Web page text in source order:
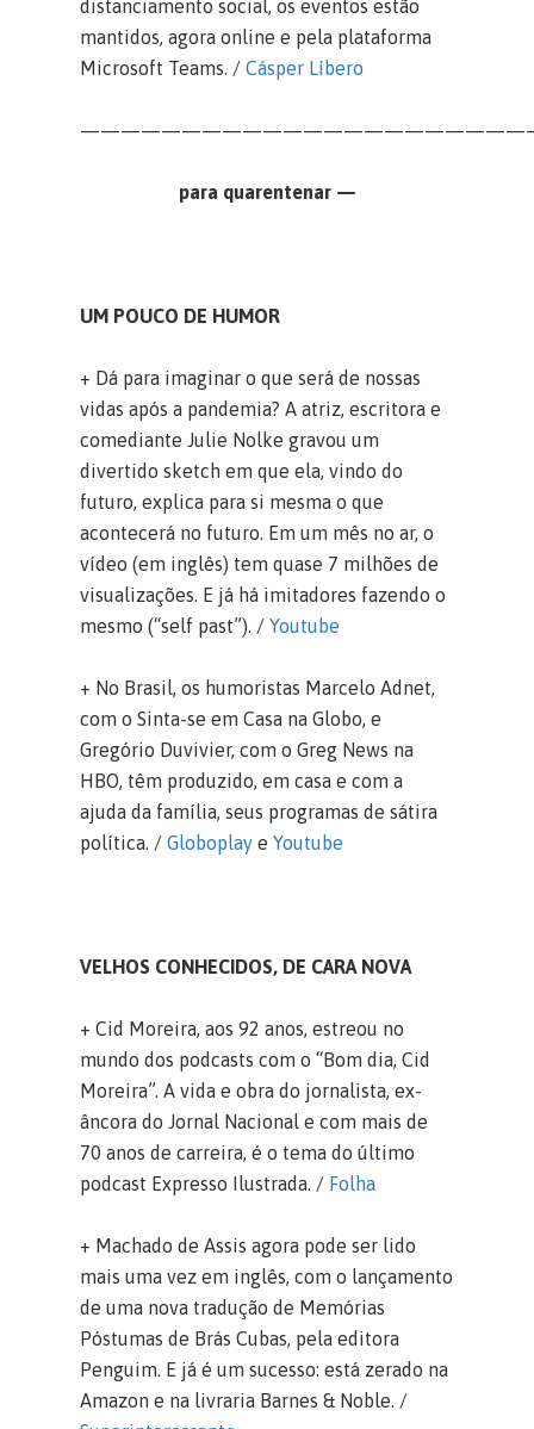
distanciamento social, os eventos estão
mantidos, agora online e pela plataforma
Microsoft Teams. /Cásper Líbero
para quarentenar —
UM POUCO DE HUMOR
+ Dá para imaginar o que será de nossas
vidas após a pandemia? A atriz, escritora e
comediante Julie Nolke gravou um
divertido sketch em que ela, vindo do
futuro, explica para si mesma o que
acontecerá no futuro. Em um mês no ar, o
vídeo (em inglês) tem quase 7 milhões de
visualizações. E já há imitadores fazendo o
mesmo (“self past”). /Youtube
+ No Brasil, os humoristas Marcelo Adnet,
com o Sinta-se em Casa na Globo, e
Gregório Duvivier, com o Greg News na
HBO, têm produzido, em casa e com a
ajuda da família, seus programas de sátira
política. /Globoplay eYoutube
VELHOS CONHECIDOS, DE CARA NOVA
+ Cid Moreira, aos 92 anos, estreou no
mundo dos podcasts com o “Bom dia, Cid
Moreira”. A vida e obra do jornalista, ex-
âncora do Jornal Nacional e com mais de
70 anos de carreira, é o tema do último
podcast Expresso Ilustrada. / Folha
+ Machado de Assis agora pode ser lido
mais uma vez em inglês, com o lançamento
de uma nova tradução de Memórias
Póstumas de Brás Cubas, pela editora
Penguim. E já é um sucesso: está zerado na
Amazon e na livraria Barnes & Noble. /